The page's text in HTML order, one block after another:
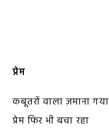
प्रेम
कबूतरों वाला ज़माना गया
प्रेम फिर भी बचा रहा